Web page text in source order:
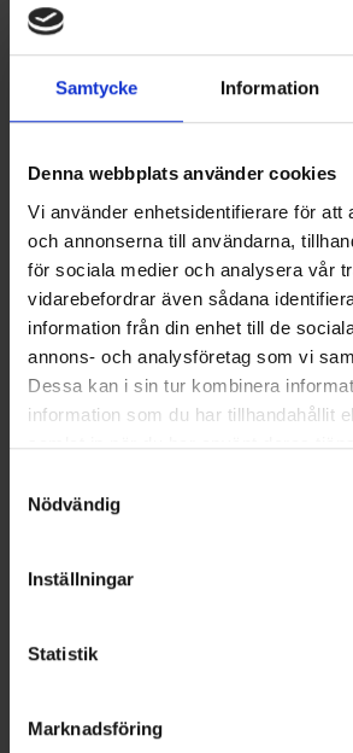
Samtycke Information
Denna webbplats använder cookies
Vi använder enhetsidentifierare för att
och annonserna till användarna,
för sociala medier och analysera vår
vidarebefordrar även sådana
information från din enhet till de
annons- och analysföretag som vi
Dessa kan i sin tur kombinera
information som du har tillhandahållit
samlat in när du har använt deras
Nödvändig
Inställningar
Statistik
Marknadsföring
Skol-SM avgjordes i Malmö
Energipålar i
Norrköpingen som firar 30 år
Intryck från Nordbygg
PRENUMERERA PÅ VÅR TIDNING
Klicka här för att läsa mer om tidningen och
LEDIGA JOBB
17th IIR-Gustav Lorentzen Conference
17 Sep, 2026